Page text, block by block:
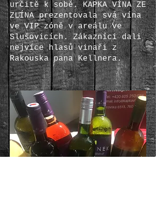
určitě k sobě. KAPKA VÍNA ZE
ZLÍNA prezentovala svá vína
ve VIP zóně v areálu ve
Slušovicích. Zákazníci dali
nejvíce hlasů vinaři z
Rakouska pana Kellnera.